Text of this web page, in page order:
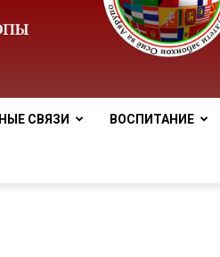
СВЯЗИ ВОСПИТАНИЕ